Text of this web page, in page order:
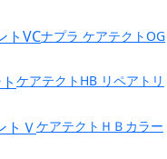
ナプラ ケアテクトOG
ケアテクトHB リペアトリ
ケアテクトＨＢカラー